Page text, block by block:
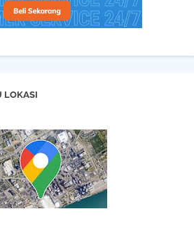
LOKASI